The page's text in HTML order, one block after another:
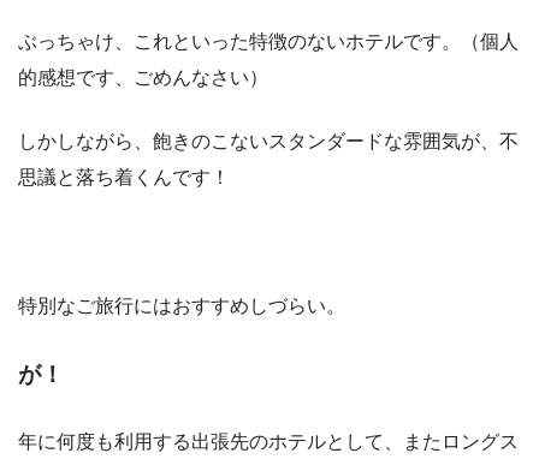
ぶっちゃけ、これといった特徴のないホテルです。（個人
的感想です、ごめんなさい）
しかしながら、飽きのこないスタンダードな雰囲気が、不
思議と落ち着くんです！
特別なご旅行にはおすすめしづらい。
が！
年に何度も利用する出張先のホテルとして、またロングス